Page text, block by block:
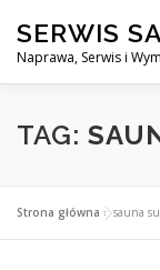
treści
SERWIS
Naprawa, Serwis i
SERWIS DO
TAG:
Strona główna »sauna